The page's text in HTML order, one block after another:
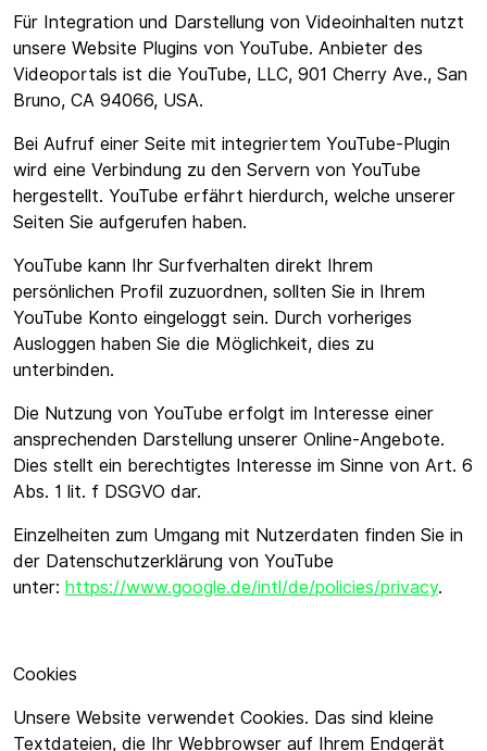
Für Integration und Darstellung von Videoinhalten nutzt
unsere Website Plugins von YouTube. Anbieter des
Videoportals ist die YouTube, LLC, 901 Cherry Ave., San
Bruno, CA 94066, USA.
Bei Aufruf einer Seite mit integriertem YouTube-Plugin
wird eine Verbindung zu den Servern von YouTube
hergestellt. YouTube erfährt hierdurch, welche unserer
Seiten Sie aufgerufen haben.
YouTube kann Ihr Surfverhalten direkt Ihrem
persönlichen Profil zuzuordnen, sollten Sie in Ihrem
YouTube Konto eingeloggt sein. Durch vorheriges
Ausloggen haben Sie die Möglichkeit, dies zu
unterbinden.
Die Nutzung von YouTube erfolgt im Interesse einer
ansprechenden Darstellung unserer Online-Angebote.
Dies stellt ein berechtigtes Interesse im Sinne von Art. 6
Abs. 1 lit. f DSGVO dar.
Einzelheiten zum Umgang mit Nutzerdaten finden Sie in
der Datenschutzerklärung von YouTube
unter: https://www.google.de/intl/de/policies/privacy.
Cookies
Unsere Website verwendet Cookies. Das sind kleine
Textdateien, die Ihr Webbrowser auf Ihrem Endgerät